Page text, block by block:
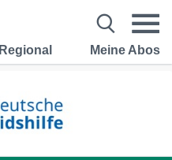
Regional Meine Abos